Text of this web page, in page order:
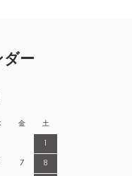
ダー
金 土
1
7 8